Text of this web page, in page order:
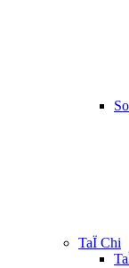
TaÏ Chi